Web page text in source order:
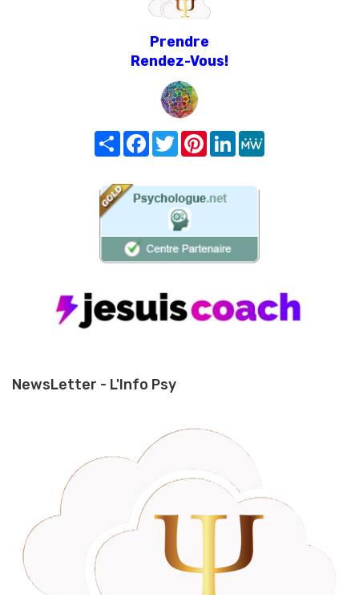
Prendre
Rendez-Vous!
Share FacebookTwitterPinterest
LinkedIn
NewsLetter - L'Info Psy